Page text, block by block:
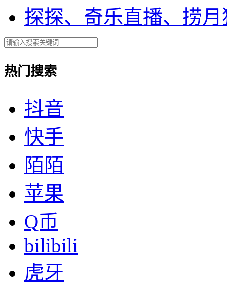
探探、奇乐直播、捞月
热门搜索
抖音
快手
陌陌
苹果
Q币
bilibili
虎牙